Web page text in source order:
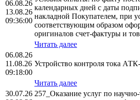
06.08.26
13.08.26
09:36:00
календарных дней с даты
накладной Покупателем, при
соответствующим образом
оригиналов счет-фактуры и
Читать далее
06.08.26
11.08.26
09:18:00
Устройство контроля тока
Читать далее
30.07.26 257_Оказание услуг по